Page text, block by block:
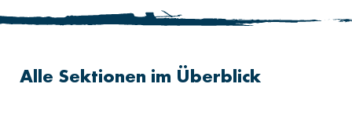
Alle Sektionen im Überblick